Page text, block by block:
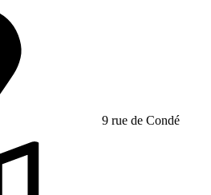
9 rue de Condé